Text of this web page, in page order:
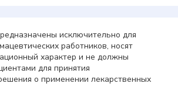
исключительно для
работников, носят
характер и не должны
для принятия
о применении лекарственных